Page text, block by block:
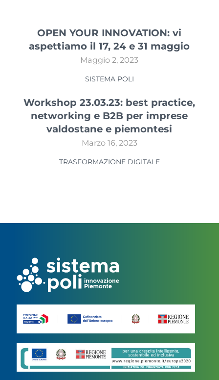
OPEN YOUR INNOVATION: vi
aspettiamo il 17, 24 e 31 maggio
Maggio 2, 2023
SISTEMA POLI
Workshop 23.03.23: best practice,
networking e B2B per imprese
valdostane e piemontesi
Marzo 16, 2023
TRASFORMAZIONE DIGITALE